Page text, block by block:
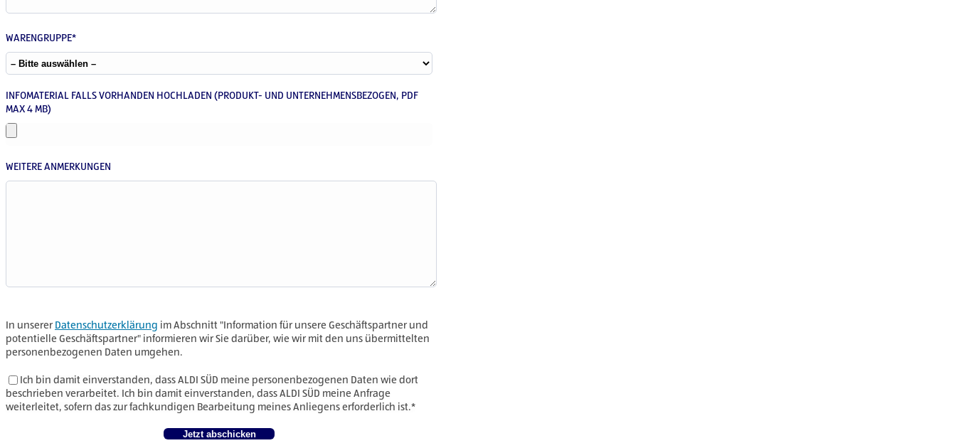
WARENGRUPPE*
INFOMATERIAL FALLS VORHANDEN HOCHLADEN (PRODUKT- UND UNTERNEHMENSBEZOGEN, PDF
MAX 4 MB)
WEITERE ANMERKUNGEN
In unserer Datenschutzerklärung im Abschnitt "Information für unsere Geschäftspartner und
potentielle Geschäftspartner" informieren wir Sie darüber, wie wir mit den uns übermittelten
personenbezogenen Daten umgehen.
Ich bin damit einverstanden, dass ALDI SÜD meine personenbezogenen Daten wie dort
beschrieben verarbeitet. Ich bin damit einverstanden, dass ALDI SÜD meine Anfrage
weiterleitet, sofern das zur fachkundigen Bearbeitung meines Anliegens erforderlich ist.*
Jetzt abschicken